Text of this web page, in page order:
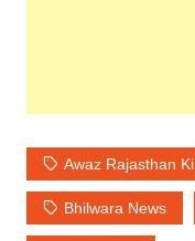
Awaz Rajasthan Ki
Bhilwara News